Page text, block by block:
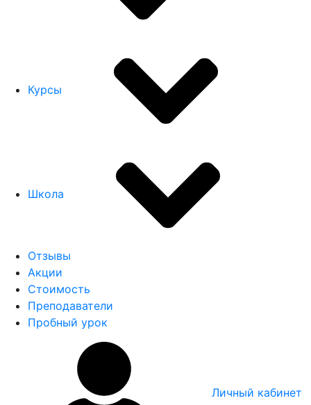
Курсы
Школа
Отзывы
Акции
Стоимость
Преподаватели
Пробный урок
Личный кабинет